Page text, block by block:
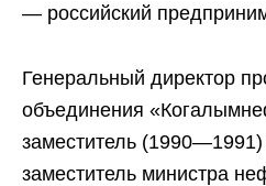
— российский
Генеральный директор
объединения
заместитель
заместитель министра